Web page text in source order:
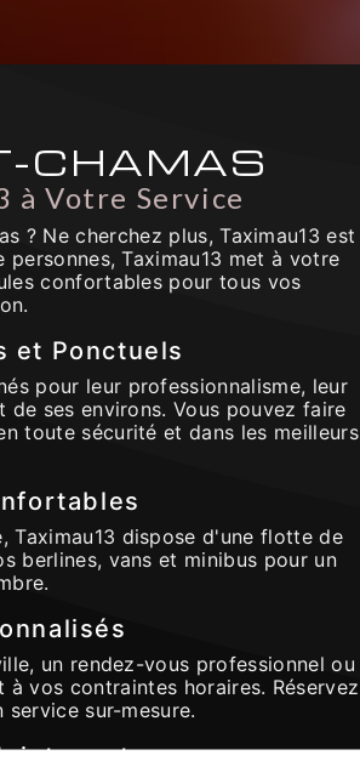
CHAMAS
à Votre Service
? Ne cherchez plus, Taximau13 est
Taximau13 met à votre
confortables pour tous vos
et Ponctuels
pour leur professionnalisme, leur
ses environs. Vous pouvez faire
toute sécurité et dans les meilleurs
Taximau13 dispose d'une flotte de
berlines, vans et minibus pour un
un rendez-vous professionnel ou
vos contraintes horaires. Réservez
sur-mesure.